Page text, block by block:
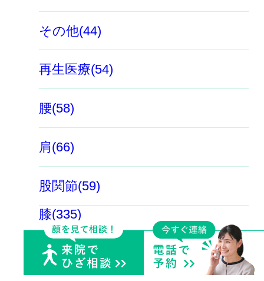
その他(44)
再生医療(54)
腰(58)
肩(66)
股関節(59)
膝(335)